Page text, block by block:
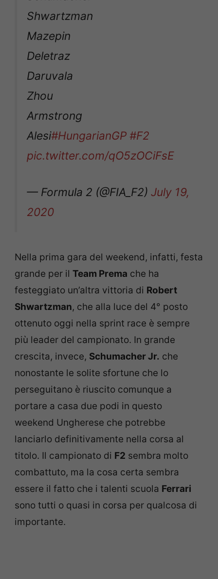
Shwartzman
Mazepin
Deletraz
Daruvala
Zhou
Armstrong
Alesi#HungarianGP #F2
pic.twitter.com/qO5zOCiFsE
— Formula 2 (@FIA_F2) July 19,
2020
Nella prima gara del weekend, infatti, festa
grande per il Team Prema che ha
festeggiato un’altra vittoria di Robert
Shwartzman, che alla luce del 4° posto
ottenuto oggi nella sprint race è sempre
più leader del campionato. In grande
crescita, invece, Schumacher Jr. che
nonostante le solite sfortune che lo
perseguitano è riuscito comunque a
portare a casa due podi in questo
weekend Ungherese che potrebbe
lanciarlo definitivamente nella corsa al
titolo. Il campionato di F2 sembra molto
combattuto, ma la cosa certa sembra
essere il fatto che i talenti scuola Ferrari
sono tutti o quasi in corsa per qualcosa di
importante.